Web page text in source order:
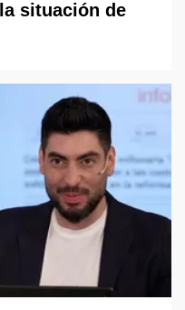
situación de